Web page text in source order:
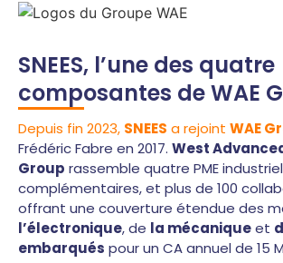
SNEES, l’une des quatre
composantes de WAE
Depuis fin 2023, SNEES a rejoint WAE
Frédéric Fabre en 2017. West
Group rassemble quatre PME
complémentaires, et plus de 100
offrant une couverture étendue des
l’électronique, de la mécaniqueet
embarqués pour un CA annuel de 15